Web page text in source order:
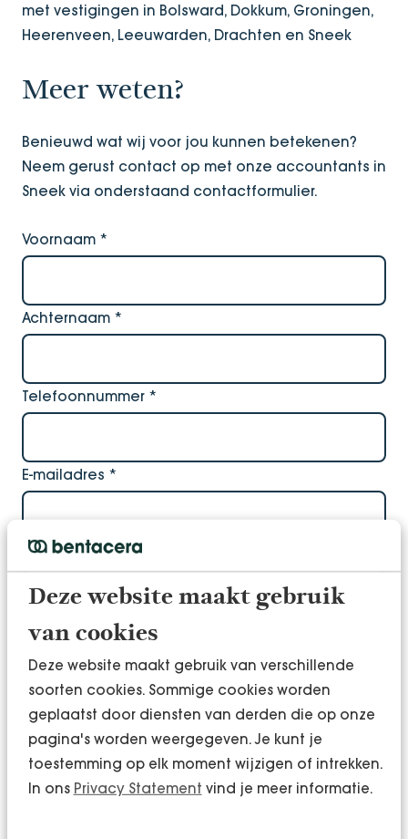
Deze website maakt gebruik
van cookies
Deze website maakt gebruik van verschillende
soorten cookies. Sommige cookies worden
geplaatst door diensten van derden die op onze
pagina's worden weergegeven. Je kunt je
toestemming op elk moment wijzigen of intrekken.
In ons Privacy Statement vind je meer informatie.
met vestigingen in Bolsward, Dokkum, Groningen,
Heerenveen, Leeuwarden, Drachten en Sneek
Meer weten?
Benieuwd wat wij voor jou kunnen betekenen?
Neem gerust contact op met onze accountants in
Sneek via onderstaand contactformulier.
Voornaam *
Achternaam *
Telefoonnummer *
E-mailadres *
Waar gaat je vraag over?
Bericht *